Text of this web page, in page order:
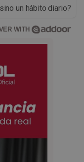
un hábito diario?
WITH